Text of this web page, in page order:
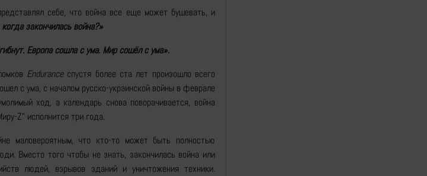
себе, что война все еще может бушевать, и
закончилась война?»
Европа сошла с ума. Мир сошёл с ума».
Endurance спустя более ста лет произошло всего
с ума, с началом русско-украинской войны в феврале
ход, а календарь снова поворачивается, война
Z" исполнится три года.
маловероятным, что кто-то может быть полностью
Вместо того чтобы не знать, закончилась война или
людей, взрывов зданий и уничтожения техники.